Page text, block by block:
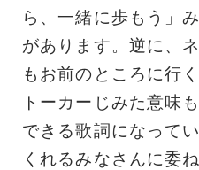
ら、一緒に歩もう」
があります。逆に、
もお前のところに行
トーカーじみた意味
できる歌詞になって
くれるみなさんに委